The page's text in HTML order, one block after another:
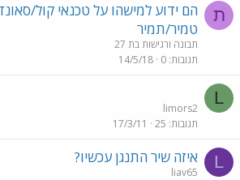
ת
הם ידוע למישהו על טכנאי קול/
טמיר/תמיר
תבונה ורגישות בת 27
תגובות 0
14/5/18
L
limors2
תגובות 25
17/3/11
L איזה שיר התנגן עכשיו?
liav65